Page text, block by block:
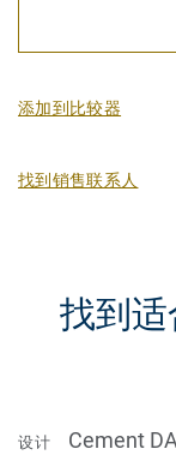
添加到比较器
找到销售联系人
找到
设计 Cement